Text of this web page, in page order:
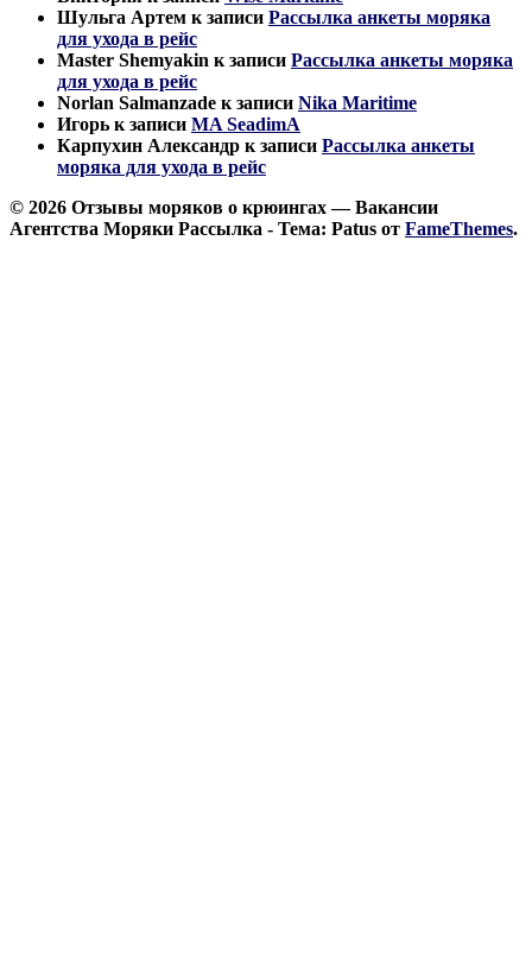
Шульга Артем к записи Рассылка анкеты моряка
для ухода в рейс
Master Shemyakin к записи Рассылка анкеты моряка
для ухода в рейс
Norlan Salmanzade к записи Nika Maritime
Игорь к записи MA SeadimA
Карпухин Александр к записи Рассылка анкеты
моряка для ухода в рейс
© 2026 Отзывы моряков о крюингах — Вакансии
Агентства Моряки Рассылка - Тема: Patus от FameThemes.